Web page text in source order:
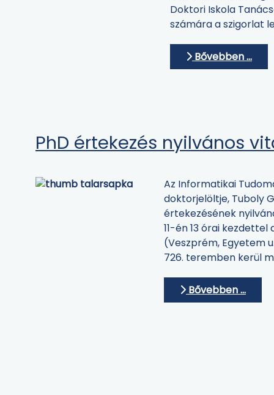
Doktori Iskola
számára a szigorlat
Bővebben …
PhD értekezés nyilvános
Az Informatikai
doktorjelöltje, Tuboly
értekezésének
11-én 13 órai
(Veszprém, Egyetem
726. teremben kerül
Bővebben …